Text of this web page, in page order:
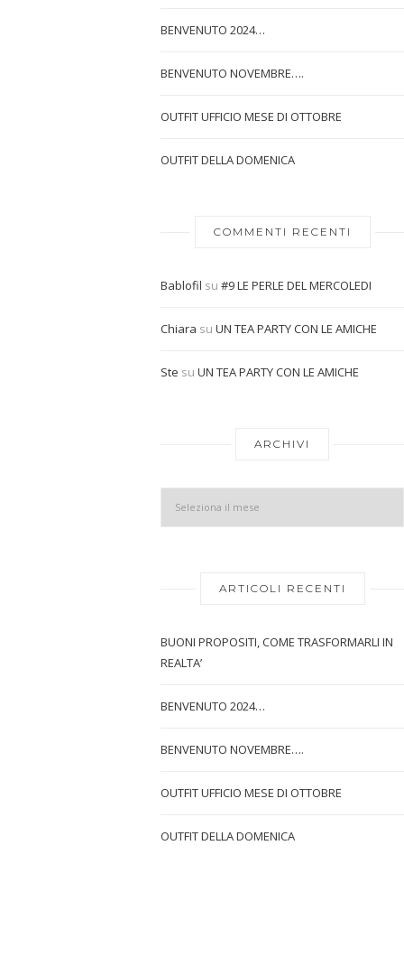
BENVENUTO 2024…
BENVENUTO NOVEMBRE….
OUTFIT UFFICIO MESE DI OTTOBRE
OUTFIT DELLA DOMENICA
COMMENTI RECENTI
Bablofil su #9 LE PERLE DEL MERCOLEDI
Chiara su UN TEA PARTY CON LE AMICHE
Ste su UN TEA PARTY CON LE AMICHE
ARCHIVI
ARTICOLI RECENTI
BUONI PROPOSITI, COME TRASFORMARLI IN
REALTA’
BENVENUTO 2024…
BENVENUTO NOVEMBRE….
OUTFIT UFFICIO MESE DI OTTOBRE
OUTFIT DELLA DOMENICA